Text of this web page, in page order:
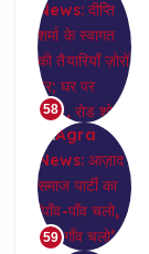
58
59